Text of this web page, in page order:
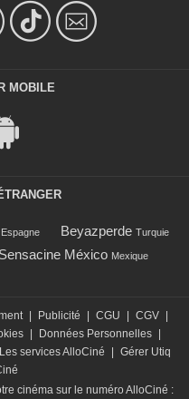
MOBILE
Espagne Beyazperde Turquie
Sensacine México Mexique
Publicité CGU CGV
Données Personnelles
Les services AlloCiné
Gérer Utiq
cinéma sur le numéro AlloCiné :